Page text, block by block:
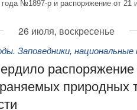
№1897-р и распоряжение от
26 июля, воскресенье
Заповедники, национальные
природных